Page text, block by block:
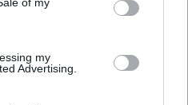
my
Advertising.
Idén kicsit
a kihívások, Costa
leszek a
(Egyébként